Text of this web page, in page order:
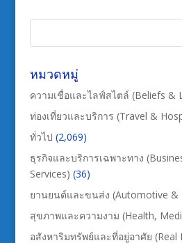
หมวดหมู่
ความเชื่อและไลฟ์สไตล์ (Beliefs &
ท่องเที่ยวและบริการ (Travel &
ทั่วไป (2,069)
ธุรกิจและบริการเฉพาะทาง
Services) (36)
ยานยนต์และขนส่ง (Automotive &
สุขภาพและความงาม (Health,
อสังหาริมทรัพย์และที่อยู่อาศัย (Real